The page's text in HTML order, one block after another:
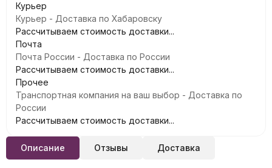
Курьер
Курьер - Доставка по Хабаровску
Рассчитываем стоимость доставки...
Почта
Почта России - Доставка по России
Рассчитываем стоимость доставки...
Прочее
Транспортная компания на ваш выбор - Доставка по
России
Рассчитываем стоимость доставки...
Описание Отзывы Доставка